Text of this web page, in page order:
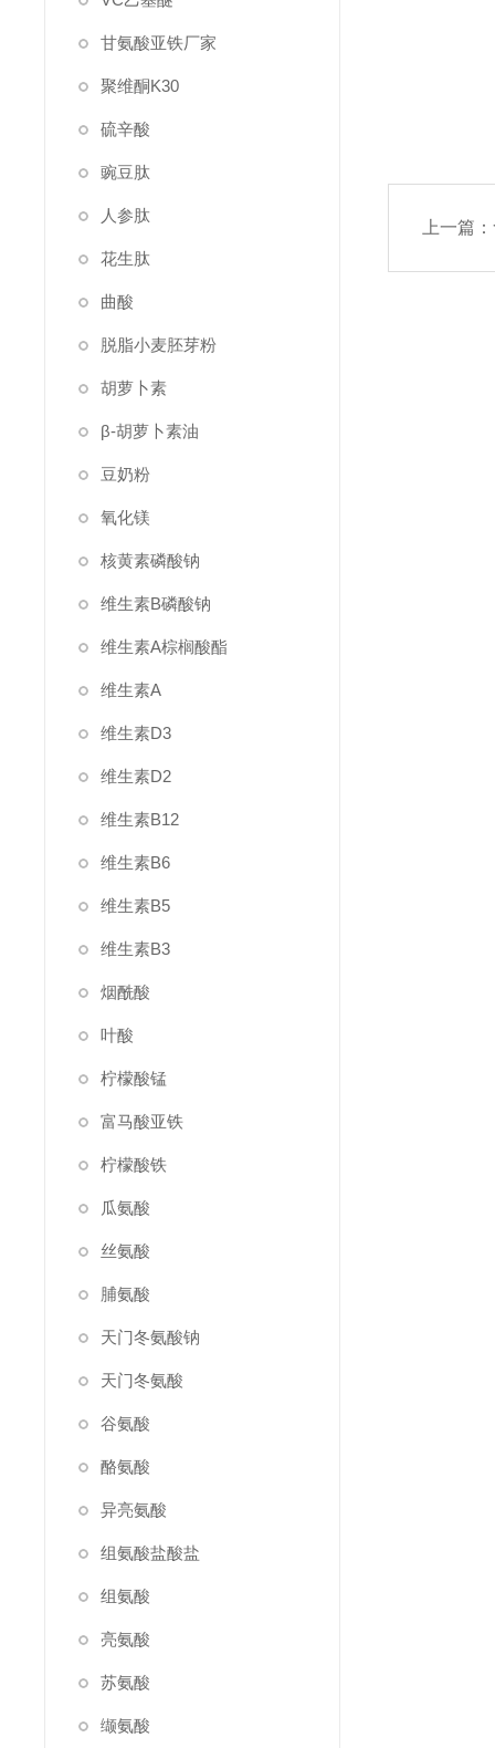
甘氨酸亚铁厂家
聚维酮K30
硫辛酸
豌豆肽
人参肽
花生肽
曲酸
脱脂小麦胚芽粉
胡萝卜素
β-胡萝卜素油
豆奶粉
氧化镁
核黄素磷酸钠
维生素B磷酸钠
维生素A棕榈酸酯
维生素A
维生素D3
维生素D2
维生素B12
维生素B6
维生素B5
维生素B3
烟酰酸
叶酸
柠檬酸锰
富马酸亚铁
柠檬酸铁
瓜氨酸
丝氨酸
脯氨酸
天门冬氨酸钠
天门冬氨酸
谷氨酸
酪氨酸
异亮氨酸
组氨酸盐酸盐
组氨酸
亮氨酸
苏氨酸
缬氨酸
上一篇：